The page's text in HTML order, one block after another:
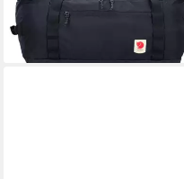
lieferbar - in 2-3 Werktagen bei